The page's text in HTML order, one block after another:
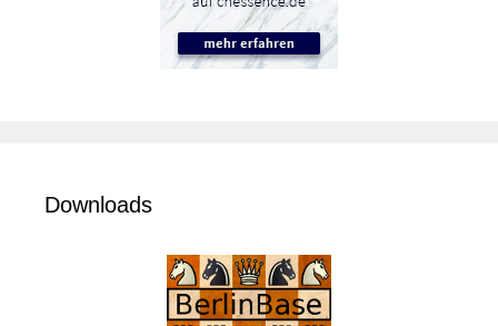
Downloads